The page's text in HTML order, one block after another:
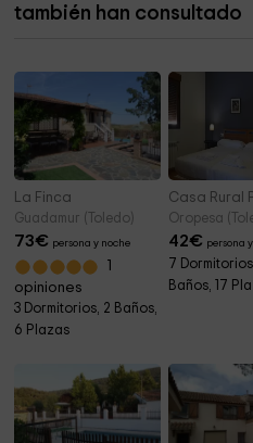
Alcázar de Toledo
también han consultado
La Finca
Guadamur (Toledo)
73€ persona y noche
opiniones
3 Dormitorios, 2 Baños,
6 Plazas
Casa Rural
Oropesa
42€ persona
7
Baños, 17